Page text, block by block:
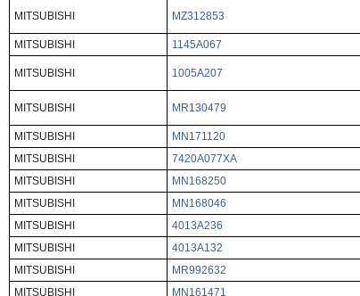
MITSUBISHI MZ312853
MITSUBISHI
1145A067
MITSUBISHI 1005A207
MITSUBISHI MR130479
MITSUBISHI
MN171120
MITSUBISHI
7420A077XA
MITSUBISHI
MN168250
MITSUBISHI
MN168046
MITSUBISHI
4013A236
MITSUBISHI
4013A132
MITSUBISHI
MR992632
MITSUBISHI
MN161471